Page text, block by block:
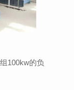
100kw的负